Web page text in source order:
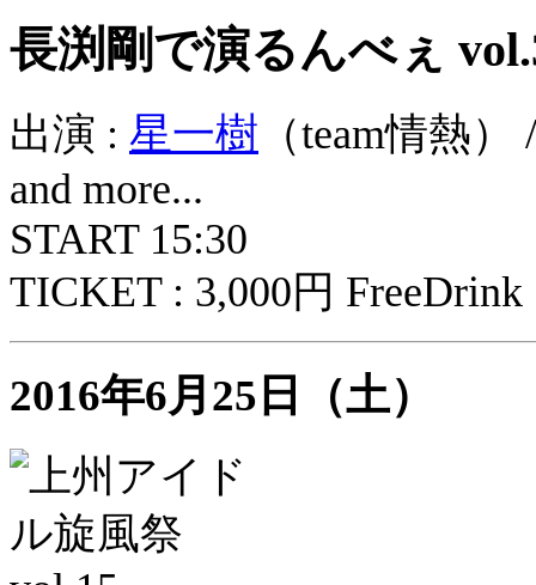
長渕剛で演るんべぇ
出演 : 星一樹 （team情熱）
and more...
START 15:30
TICKET : 3,000円 FreeDrink
2016年6月25日（土）